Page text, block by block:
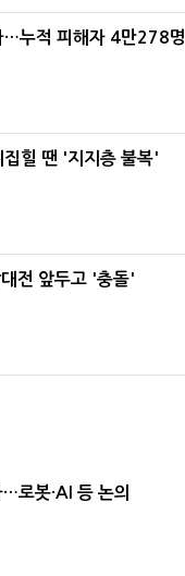
…누적 피해자 4만278명
힐 땐 '지지층 불복'
전 앞두고 '충돌'
로봇·AI 등 논의